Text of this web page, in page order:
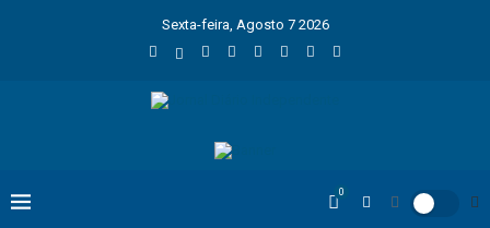
Sexta-feira, Agosto 7 2026
0